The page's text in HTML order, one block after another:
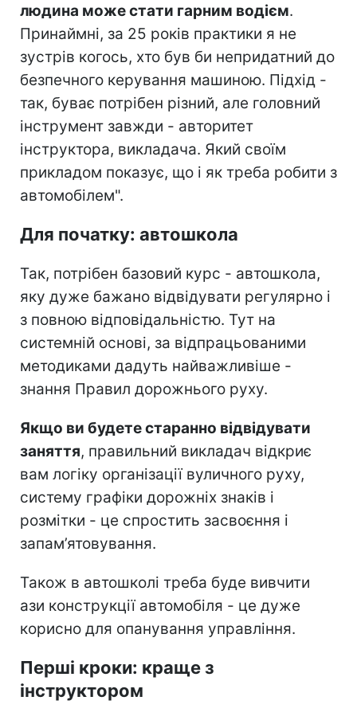
людина може стати гарним водієм.
Принаймні, за 25 років практики я не
зустрів когось, хто був би непридатний до
безпечного керування машиною. Підхід -
так, буває потрібен різний, але головний
інструмент завжди - авторитет
інструктора, викладача. Який своїм
прикладом показує, що і як треба робити з
автомобілем".
Для початку: автошкола
Так, потрібен базовий курс - автошкола,
яку дуже бажано відвідувати регулярно і
з повною відповідальністю. Тут на
системній основі, за відпрацьованими
методиками дадуть найважливіше -
знання Правил дорожнього руху.
Якщо ви будете старанно відвідувати
заняття, правильний викладач відкриє
вам логіку організації вуличного руху,
систему графіки дорожніх знаків і
розмітки - це спростить засвоєння і
запам’ятовування.
Також в автошколі треба буде вивчити
ази конструкції автомобіля - це дуже
корисно для опанування управління.
Перші кроки: краще з
інструктором